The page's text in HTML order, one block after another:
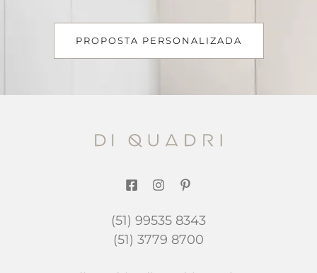
PROPOSTA PERSONALIZADA
(51) 99535 8343
(51) 3779 8700